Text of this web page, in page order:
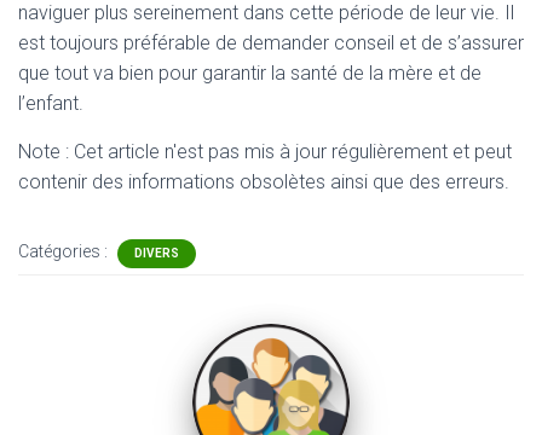
naviguer plus sereinement dans cette période de leur vie. Il
est toujours préférable de demander conseil et de s’assurer
que tout va bien pour garantir la santé de la mère et de
l’enfant.
Note : Cet article n'est pas mis à jour régulièrement et peut
contenir des informations obsolètes ainsi que des erreurs.
Catégories : DIVERS